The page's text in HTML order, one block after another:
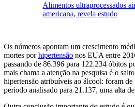
Alimentos ultraprocessados
americana, revela estudo
Os números apontam um crescimento
mortes porhipertensão nos EUA entre
passando de 86.396 para 122.234 óbitos
mais chama a atenção na pesquisa é o
hipertensão atribuíveis ao álcool: foram
período analisado para 21.137, uma alta